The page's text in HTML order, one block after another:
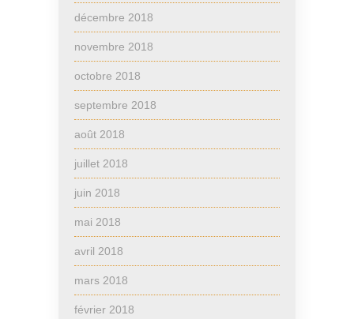
décembre 2018
novembre 2018
octobre 2018
septembre 2018
août 2018
juillet 2018
juin 2018
mai 2018
avril 2018
mars 2018
février 2018